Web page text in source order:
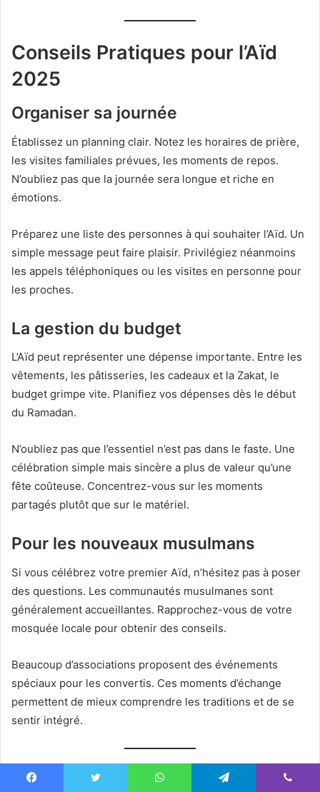
Conseils Pratiques pour l’Aïd
2025
Organiser sa journée
Établissez un planning clair. Notez les horaires de prière,
les visites familiales prévues, les moments de repos.
N’oubliez pas que la journée sera longue et riche en
émotions.
Préparez une liste des personnes à qui souhaiter l’Aïd. Un
simple message peut faire plaisir. Privilégiez néanmoins
les appels téléphoniques ou les visites en personne pour
les proches.
La gestion du budget
L’Aïd peut représenter une dépense importante. Entre les
vêtements, les pâtisseries, les cadeaux et la Zakat, le
budget grimpe vite. Planifiez vos dépenses dès le début
du Ramadan.
N’oubliez pas que l’essentiel n’est pas dans le faste. Une
célébration simple mais sincère a plus de valeur qu’une
fête coûteuse. Concentrez-vous sur les moments
partagés plutôt que sur le matériel.
Pour les nouveaux musulmans
Si vous célébrez votre premier Aïd, n’hésitez pas à poser
des questions. Les communautés musulmanes sont
généralement accueillantes. Rapprochez-vous de votre
mosquée locale pour obtenir des conseils.
Beaucoup d’associations proposent des événements
spéciaux pour les convertis. Ces moments d’échange
permettent de mieux comprendre les traditions et de se
sentir intégré.
L’Impact Environnemental de